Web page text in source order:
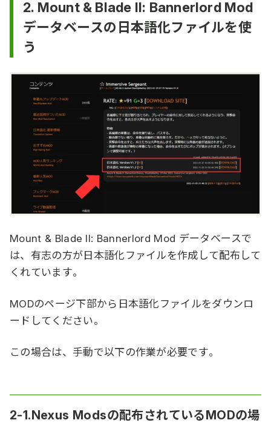
2. Mount & Blade II: Bannerlord Mod
データベースの日本語化ファイルを使
う
Mount & Blade II: Bannerlord Mod データベースで
は、有志の方が日本語化ファイルを作成して配布して
くれています。
MODのページ下部から日本語化ファイルをダウンロ
ードしてください。
この場合は、手動で以下の作業が必要です。
2-1.Nexus Modsの配布されているMODの場